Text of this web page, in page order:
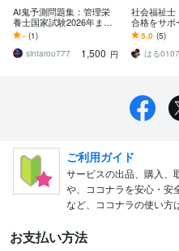
AI鬼予測問題集：管理栄
養士国家試験2026年ます
〜80問×3章＝240問で仕上
げる最強対策〜
- (1)
sintarou777
1,500 円
社会福祉
合格をサポ
点をまとめ
て、社会福
目指します
5.0 (5)
はる
ご利用ガイド
サービスの出品、購入、
や、ココナラを安心・安
など、ココナラの使い方
お支払い方法